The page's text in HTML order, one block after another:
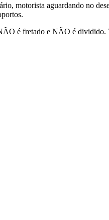
motorista aguardando no
é fretado e NÃO é dividido.